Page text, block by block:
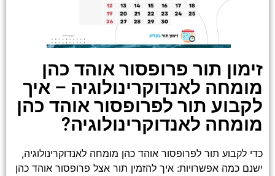
זימון תור פרופסור אוהד כהן
מומחה לאנדוקרינולוגיה – איך
לקבוע תור לפרופסור אוהד כהן
מומחה לאנדוקרינולוגיה?
כדי לקבוע תור לפרופסור אוהד כהן מומחה לאנדוקרינולוגיה,
ישנם כמה אפשרויות: איך להזמין תור אצל פרופסור אוהד כהן